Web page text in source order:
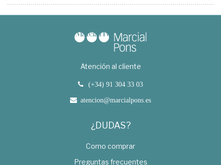
Atención al cliente
(+34) 91 304 33 03
atencion@marcialpons.es
¿DUDAS?
Como comprar
Preguntas frecuentes